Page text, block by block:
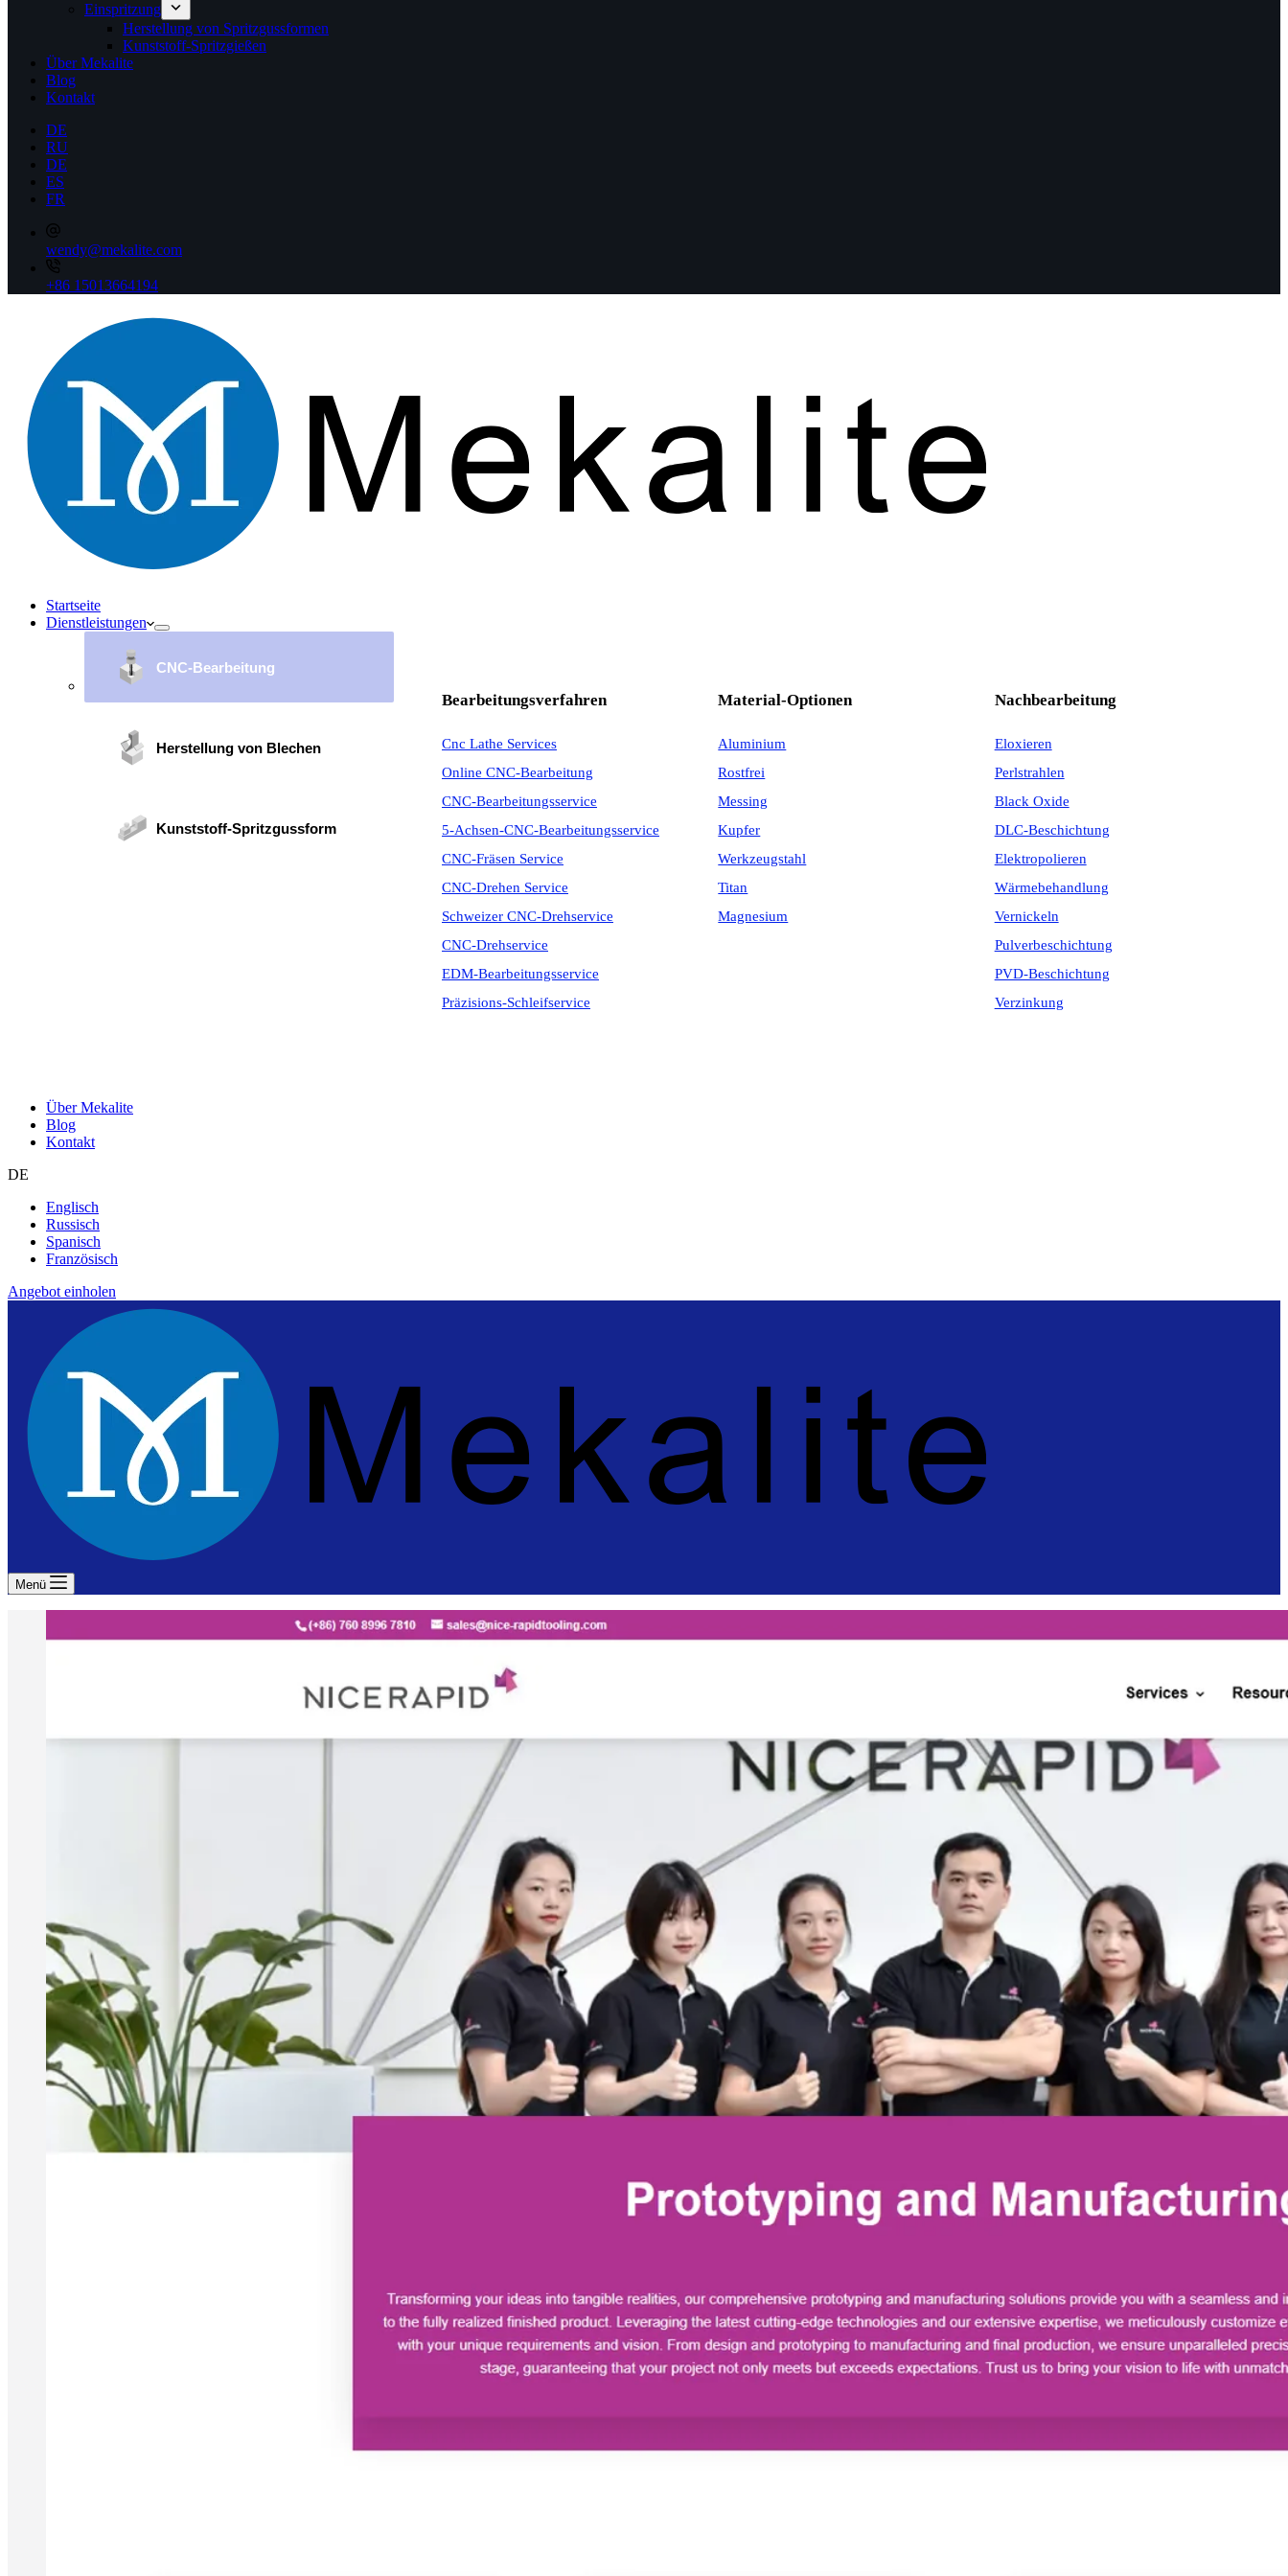
Einspritzung
Herstellung von Spritzgussformen
Kunststoff-Spritzgießen
Über Mekalite
Blog
Kontakt
DE
RU
DE
ES
FR
wendy@mekalite.com
+86 15013664194
Startseite
Dienstleistungen
CNC-Bearbeitung
Herstellung von Blechen
Kunststoff-Spritzgussform
Bearbeitungsverfahren
Cnc Lathe Services
Online CNC-Bearbeitung
CNC-Bearbeitungsservice
5-Achsen-CNC-Bearbeitungsservice
CNC-Fräsen Service
CNC-Drehen Service
Schweizer CNC-Drehservice
CNC-Drehservice
EDM-Bearbeitungsservice
Präzisions-Schleifservice
Material-Optionen
Aluminium
Rostfrei
Messing
Kupfer
Werkzeugstahl
Titan
Magnesium
Nachbearbeitung
Eloxieren
Perlstrahlen
Black Oxide
DLC-Beschichtung
Elektropolieren
Wärmebehandlung
Vernickeln
Pulverbeschichtung
PVD-Beschichtung
Verzinkung
Über Mekalite
Blog
Kontakt
DE
Englisch
Russisch
Spanisch
Französisch
Angebot einholen
Menü